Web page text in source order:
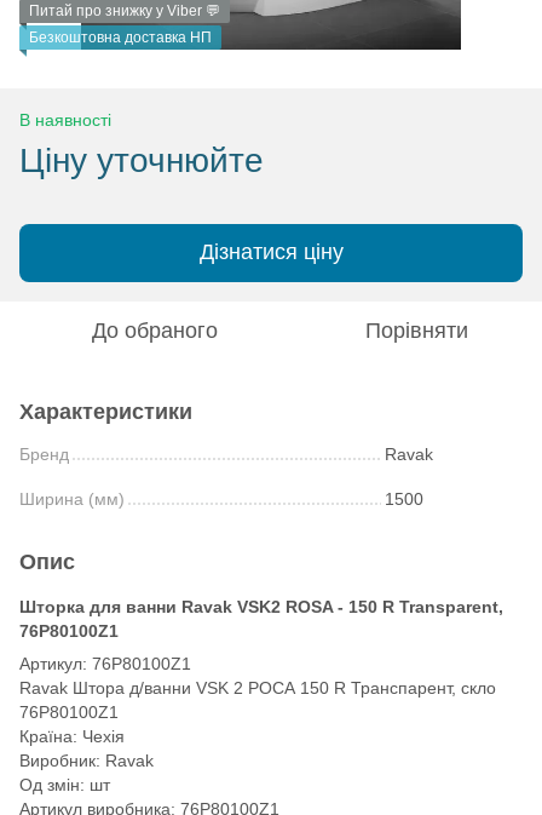
Питай про знижку у Viber 💬
Безкоштовна доставка НП
В наявності
Ціну уточнюйте
Дізнатися ціну
До обраного Порівняти
Характеристики
Бренд Ravak
Ширина (мм) 1500
Опис
Шторка для ванни Ravak VSK2 ROSA - 150 R Transparent,
76P80100Z1
Артикул: 76P80100Z1
Ravak Штора д/ванни VSK 2 РОСА 150 R Транспарент, скло
76P80100Z1
Країна: Чехія
Виробник: Ravak
Од змін: шт
Артикул виробника: 76P80100Z1